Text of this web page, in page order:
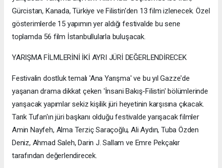
Gürcistan, Kanada, Türkiye ve Filistin'den 13 film izlenecek. Özel
gösterimlerde 15 yapımın yer aldığı festivalde bu sene
toplamda 56 film İstanbullularla buluşacak.
YARIŞMA FİLMLERİNİ İKİ AYRI JÜRİ DEĞERLENDİRECEK
Festivalin dostluk temalı 'Ana Yarışma' ve bu yıl Gazze'de
yaşanan drama dikkat çeken 'İnsani Bakış-Filistin' bölümlerinde
yarışacak yapımlar sekiz kişilik jüri heyetinin karşısına çıkacak.
Tarık Tufan'ın jüri başkanı olduğu festivalde yarışacak filmler
Amin Nayfeh, Alma Terziç Saraçoğlu, Ali Aydın, Tuba Özden
Deniz, Ahmad Saleh, Darin J. Sallam ve Emre Pekçakır
tarafından değerlendirecek.